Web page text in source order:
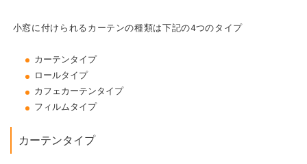
小窓に付けられるカーテンの種類は下記の4つのタイプ
カーテンタイプ
ロールタイプ
カフェカーテンタイプ
フィルムタイプ
カーテンタイプ